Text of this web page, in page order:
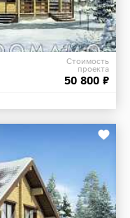
Стоимость
проекта
50 800 ₽